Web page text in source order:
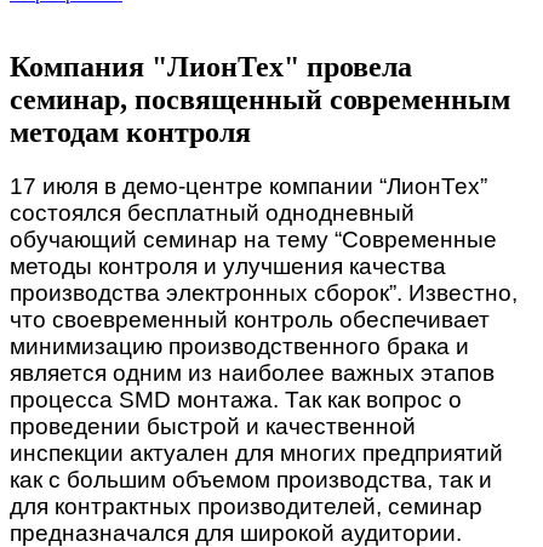
Компания "ЛионТех" провела
семинар, посвященный современным
методам контроля
17 июля в демо-центре компании “ЛионТех”
состоялся бесплатный однодневный
обучающий семинар на тему “Современные
методы контроля и улучшения качества
производства электронных сборок”. Известно,
что своевременный контроль обеспечивает
минимизацию производственного брака и
является одним из наиболее важных этапов
процесса SMD монтажа. Так как вопрос о
проведении быстрой и качественной
инспекции актуален для многих предприятий
как с большим объемом производства, так и
для контрактных производителей, семинар
предназначался для широкой аудитории.